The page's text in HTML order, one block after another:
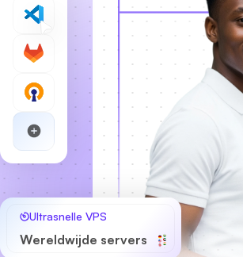
Ultrasnelle VPS
Wereldwijde servers